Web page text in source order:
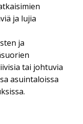
ja lujia
ja
tai johtuvia
asuintaloissa